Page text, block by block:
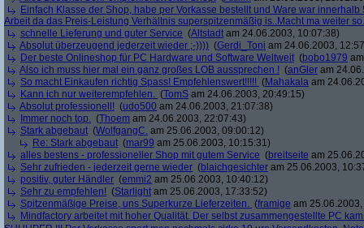
Einfach Klasse der Shop, habe per Vorkasse bestellt und Ware war
Arbeit da das Preis-Leistung Verhältnis superspitzenmäßig is..Macht ma weiter
schnelle Lieferung und guter Service (Altstadt am 24.06.2003, 10:07:38)
Absolut überzeugend jederzeit wieder ;-)))) (Gerdi_Toni am 24.06.2003,
Der beste Onlineshop für PC Hardware und Software Weltweit (bobo1979
Also ich muss hier mal ein ganz großes LOB aussprechen ! (anGler am
So macht Einkaufen richtig Spass! Empfehlenswert!!!!! (Mahakala am
Kann ich nur weiterempfehlen. (TomS am 24.06.2003, 20:49:15)
Absolut professionell! (udo500 am 24.06.2003, 21:07:38)
Immer noch top. (Thoem am 24.06.2003, 22:07:43)
Stark abgebaut (WolfgangC. am 25.06.2003, 09:00:12)
Re: Stark abgebaut (mar99 am 25.06.2003, 10:15:31)
alles bestens - professioneller Shop mit gutem Service (breitseite am
Sehr zufrieden - jederzeit gerne wieder (blaichgesichter am 25.06.2003,
positiv, guter Händler (emmi2 am 25.06.2003, 10:40:12)
Sehr zu empfehlen! (Starlight am 25.06.2003, 17:33:52)
Spitzenmäßige Preise, uns Superkurze Lieferzeiten. (framige am
Mindfactory arbeitet mit hoher Qualität. Der selbst zusammengestellte PC